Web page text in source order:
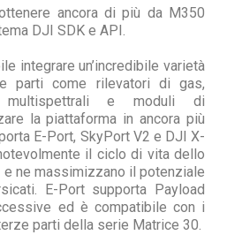
ancora di più da M350
DJI SDK e API.
integrare un’incredibile varietà
parti come rilevatori di gas,
multispettrali e moduli di
la piattaforma in ancora più
E-Port, SkyPort V2 e DJI X-
il ciclo di vita dello
ne massimizzano il potenziale
E-Port supporta Payload
ed è compatibile con i
parti della serie Matrice 30.